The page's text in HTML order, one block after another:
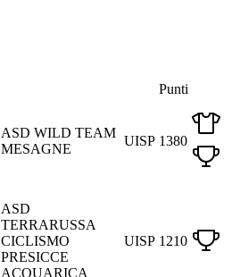
Punti
ASD WILD TEAM
MESAGNE
UISP 1380
ASD
TERRARUSSA
CICLISMO
PRESICCE
ACQUARICA
UISP 1210